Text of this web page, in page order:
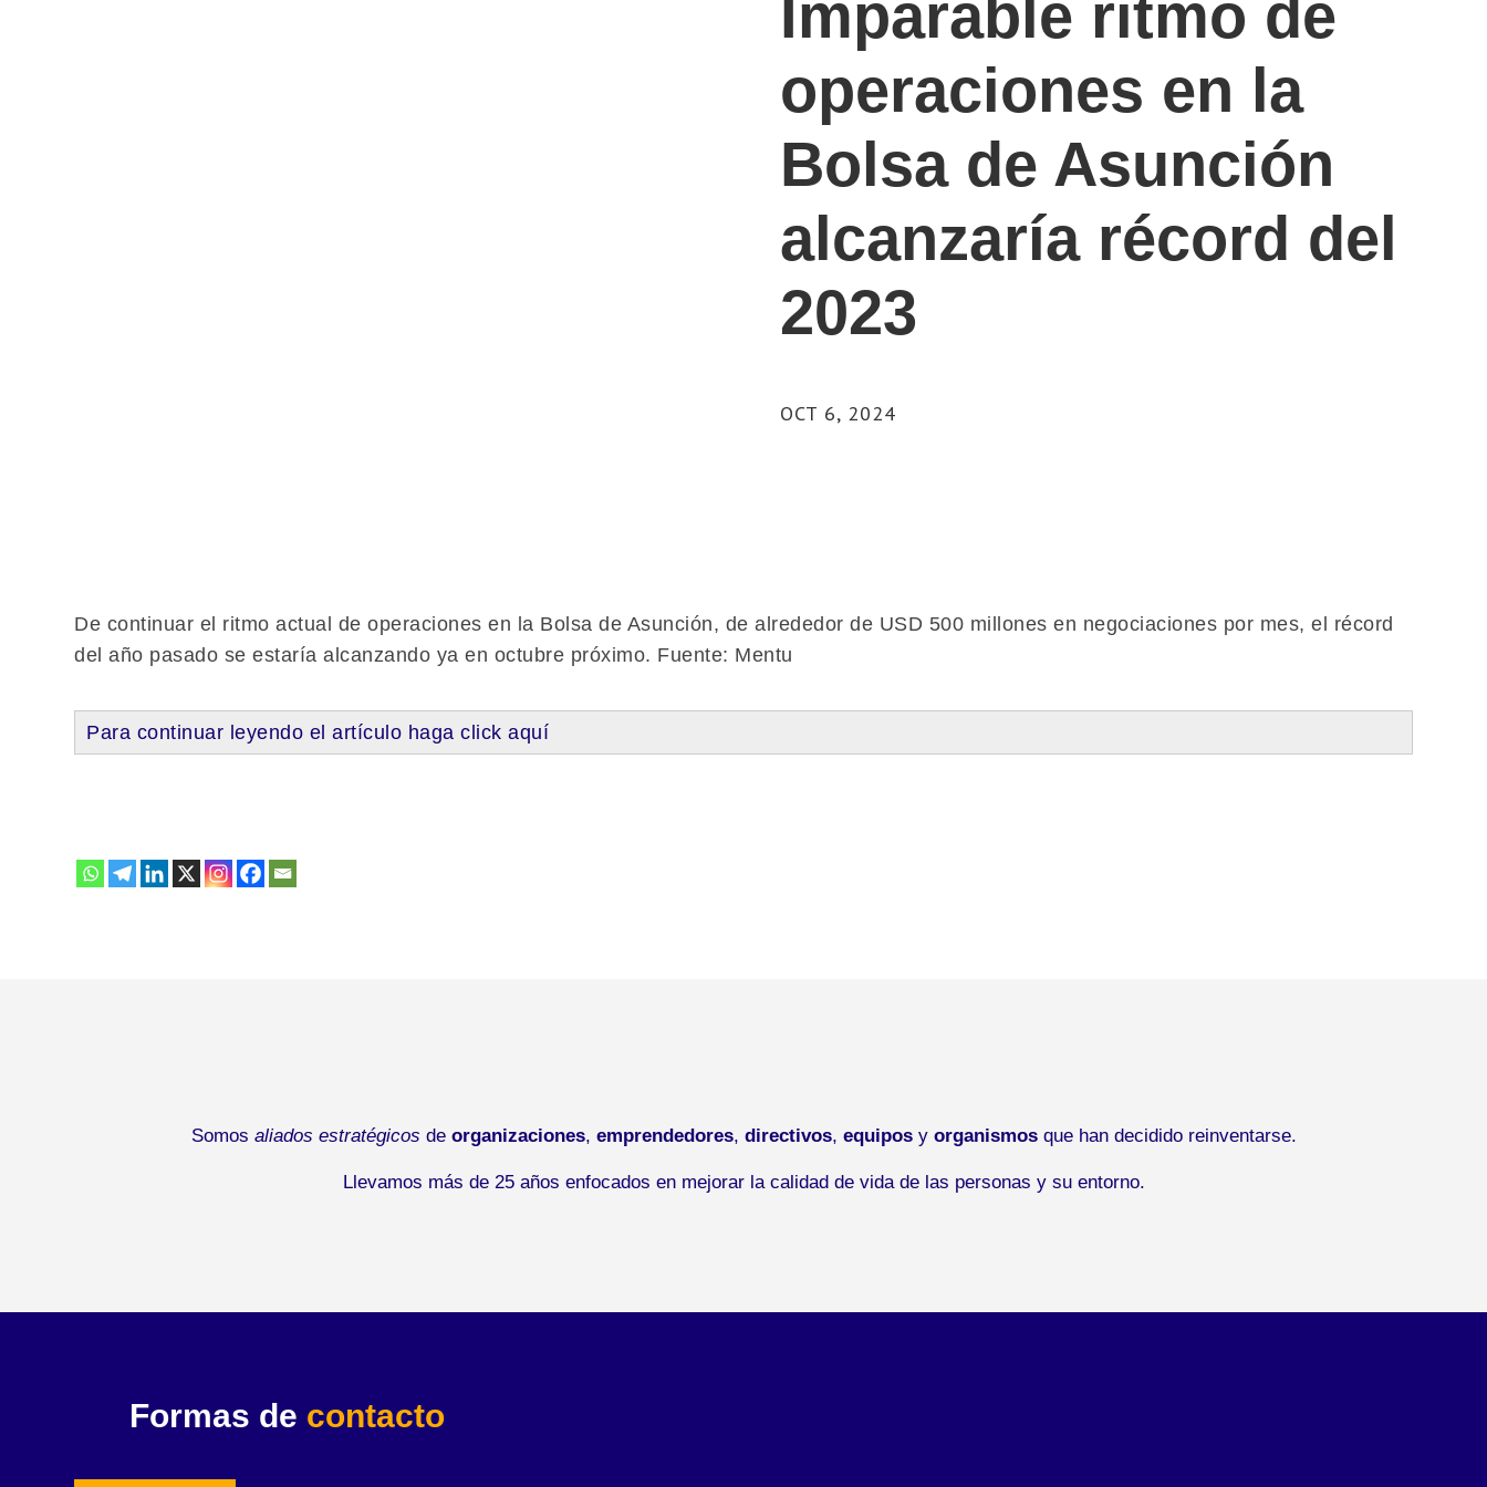
Imparable ritmo de
operaciones en la
Bolsa de Asunción
alcanzaría récord del
2023
OCT 6, 2024
De continuar el ritmo actual de operaciones en la Bolsa de Asunción, de alrededor de USD 500 millones en negociaciones por mes, el récord
del año pasado se estaría alcanzando ya en octubre próximo. Fuente: Mentu
Para continuar leyendo el artículo haga click aquí
Somos aliados estratégicos de organizaciones, emprendedores, directivos, equiposy organismosque han decidido reinventarse.
Llevamos más de 25 años enfocados en mejorar la calidad de vida de las personas y su entorno.
Formas de contacto